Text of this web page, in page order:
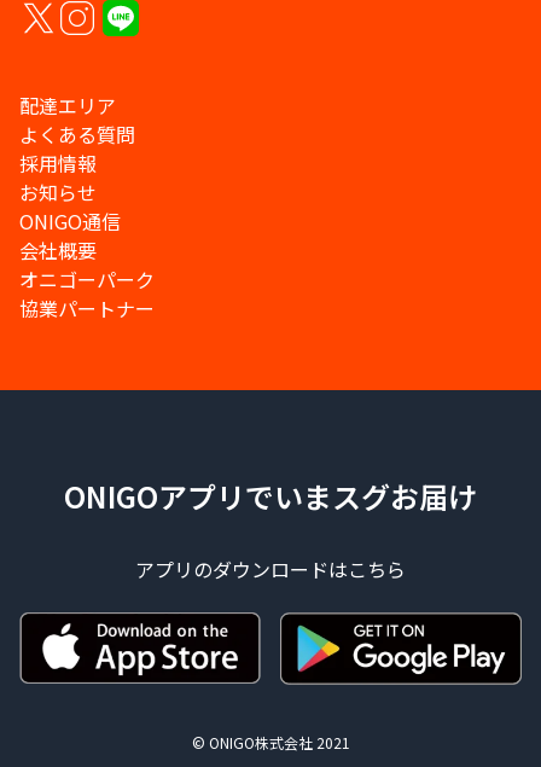
配達エリア
よくある質問
採用情報
お知らせ
ONIGO通信
会社概要
オニゴーパーク
協業パートナー
ONIGOアプリでいまスグお届け
アプリのダウンロードはこちら
© ONIGO株式会社 2021